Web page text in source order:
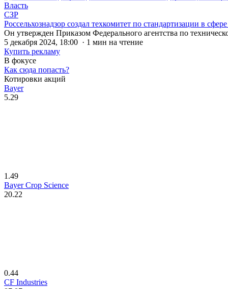
Власть
СЗР
Россельхознадзор создал техкомитет по стандартизации в
Он утвержден Приказом Федерального агентства по
5 декабря 2024, 18:00 · 1 мин на чтение
Купить рекламу
В фокусе
Как сюда попасть?
Котировки акций
Bayer
5.29
1.49
Bayer Crop Science
20.22
0.44
CF Industries